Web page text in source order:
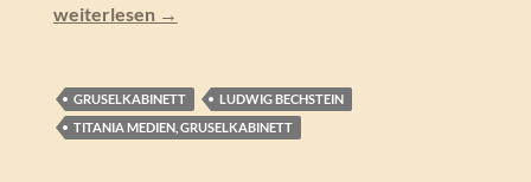
Ludwig Bechstein – Furia Infernalis (Gruselkabinett 177)
weiterlesen →
GRUSELKABINETT
LUDWIG BECHSTEIN
TITANIA MEDIEN, GRUSELKABINETT